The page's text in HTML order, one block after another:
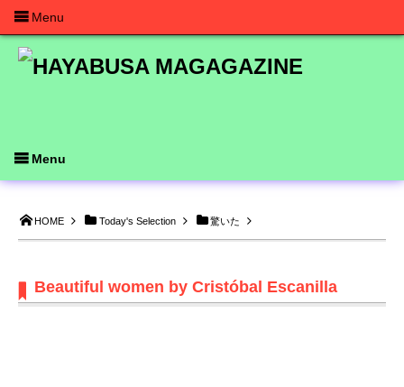
HOME Today's Selection 驚いた
Beautiful women by Cristóbal Escanilla
Menu
Menu